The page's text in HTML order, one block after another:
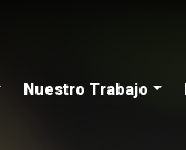
Nuestro Trabajo